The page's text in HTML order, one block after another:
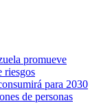
promueve
riesgos
para 2030
de personas